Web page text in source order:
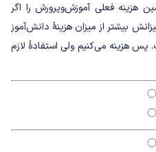
هزینه فعلی آموزش‌وپرورش را اگر
بیشتر از میزان هزینۀ دانش‌آموز
هزینه می‌کنیم ولی استفادۀ لازم